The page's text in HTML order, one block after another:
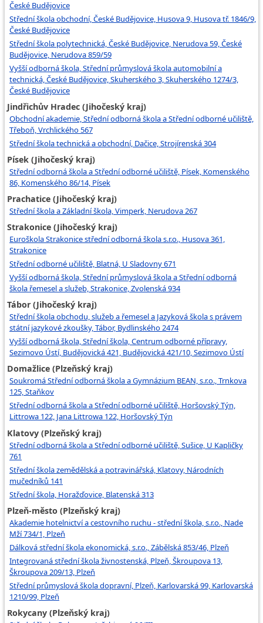
České Budějovice
Střední škola obchodní, České Budějovice, Husova 9, Husova tř. 1846/9,
České Budějovice
Střední škola polytechnická, České Budějovice, Nerudova 59, České
Budějovice, Nerudova 859/59
Vyšší odborná škola, Střední průmyslová škola automobilní a
technická, České Budějovice, Skuherského 3, Skuherského 1274/3,
České Budějovice
Jindřichův Hradec (Jihočeský kraj)
Obchodní akademie, Střední odborná škola a Střední odborné učiliště,
Třeboň, Vrchlického 567
Střední škola technická a obchodní, Dačice, Strojírenská 304
Písek (Jihočeský kraj)
Střední odborná škola a Střední odborné učiliště, Písek, Komenského
86, Komenského 86/14, Písek
Prachatice (Jihočeský kraj)
Střední škola a Základní škola, Vimperk, Nerudova 267
Strakonice (Jihočeský kraj)
Euroškola Strakonice střední odborná škola s.r.o., Husova 361,
Strakonice
Střední odborné učiliště, Blatná, U Sladovny 671
Vyšší odborná škola, Střední průmyslová škola a Střední odborná
škola řemesel a služeb, Strakonice, Zvolenská 934
Tábor (Jihočeský kraj)
Střední škola obchodu, služeb a řemesel a Jazyková škola s právem
státní jazykové zkoušky, Tábor, Bydlinského 2474
Vyšší odborná škola, Střední škola, Centrum odborné přípravy,
Sezimovo Ústí, Budějovická 421, Budějovická 421/10, Sezimovo Ústí
Domažlice (Plzeňský kraj)
Soukromá Střední odborná škola a Gymnázium BEAN, s.r.o., Trnkova
125, Staňkov
Střední odborná škola a Střední odborné učiliště, Horšovský Týn,
Littrowa 122, Jana Littrowa 122, Horšovský Týn
Klatovy (Plzeňský kraj)
Střední odborná škola a Střední odborné učiliště, Sušice, U Kapličky
761
Střední škola zemědělská a potravinářská, Klatovy, Národních
mučedníků 141
Střední škola, Horažďovice, Blatenská 313
Plzeň-město (Plzeňský kraj)
Akademie hotelnictví a cestovního ruchu - střední škola, s.r.o., Nade
Mží 734/1, Plzeň
Dálková střední škola ekonomická, s.r.o., Zábělská 853/46, Plzeň
Integrovaná střední škola živnostenská, Plzeň, Škroupova 13,
Škroupova 209/13, Plzeň
Střední průmyslová škola dopravní, Plzeň, Karlovarská 99, Karlovarská
1210/99, Plzeň
Rokycany (Plzeňský kraj)